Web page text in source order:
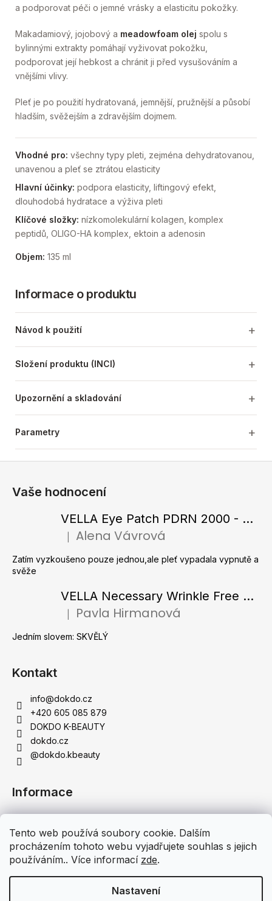
Tento web používá soubory cookie. Dalším
procházením tohoto webu vyjadřujete souhlas s jejich
používáním.. Více informací zde.
Nastavení
a podporovat péči o jemné vrásky a elasticitu pokožky.
Makadamiový, jojobový a meadowfoam olej spolu s
bylinnými extrakty pomáhají vyživovat pokožku,
podporovat její hebkost a chránit ji před vysušováním a
vnějšími vlivy.
Pleť je po použití hydratovaná, jemnější, pružnější a působí
hladším, svěžejším a zdravějším dojmem.
Vhodné pro: všechny typy pleti, zejména dehydratovanou,
unavenou a pleť se ztrátou elasticity
Hlavní účinky: podpora elasticity, liftingový efekt,
dlouhodobá hydratace a výživa pleti
Klíčové složky: nízkomolekulární kolagen, komplex
peptidů, OLIGO-HA komplex, ektoin a adenosin
Objem: 135 ml
Informace o produktu
Návod k použití
Složení produktu (INCI)
Upozornění a skladování
Parametry
Vaše hodnocení
VELLA Eye Patch PDRN 2000 - Tající hydrogelové náplasti pod oči s PDRN 72 g / 60 ks
Hodnocení produktu je 5 z 5 hvězdiček.
Alena Vávrová
Zatím vyzkoušeno pouze jednou,ale pleť vypadala vypnutě a
svěže
VELLA Necessary Wrinkle Free Ampoule - Protivrásková ampule s kolagenovými vlákny a zlatým práškem 50 ml
Hodnocení produktu je 5 z 5 hvězdiček.
Pavla Hirmanová
Jedním slovem: SKVĚLÝ
Kontakt
info@dokdo.cz
+420 605 085 879
DOKDO K-BEAUTY
dokdo.cz
@dokdo.kbeauty
Informace
Podmínky ochrany osobních údajů
Doprava a platba
Moje objednávka